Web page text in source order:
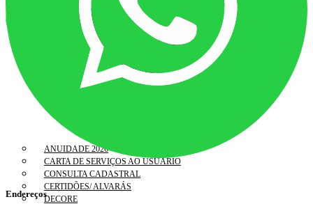
ANUIDADE 2026
CARTA DE SERVIÇOS AO USUÁRIO
CONSULTA CADASTRAL
CERTIDÕES/ ALVARÁS
DECORE
Endereços